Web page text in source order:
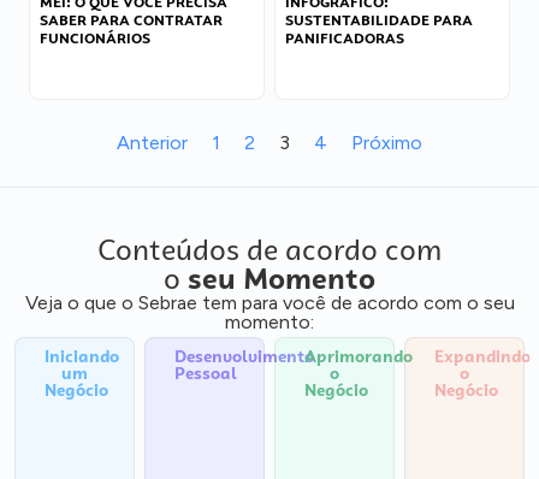
SABER PARA CONTRATAR
FUNCIONÁRIOS
SUSTENTABILIDADE PARA
PANIFICADORAS
Anterior 1 2 3 4 Próximo
Conteúdos de acordo com
o seu Momento
Veja o que o Sebrae tem para você de acordo com o seu
momento:
Iniciando
um
Negócio
Desenvolvimento
Pessoal
Aprimorando
o
Negócio
Expandindo
o
Negócio